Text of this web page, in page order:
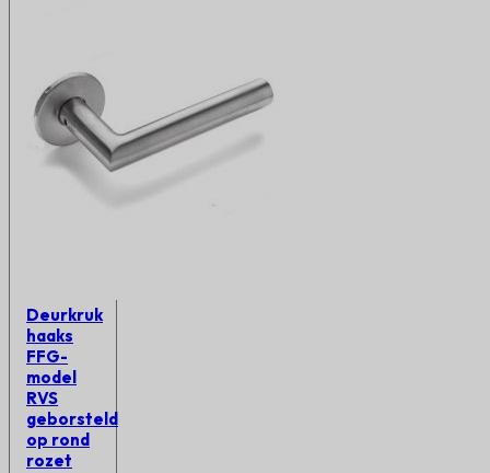
Deurkruk
haaks
FFG-
model
RVS
geborsteld
op rond
rozet